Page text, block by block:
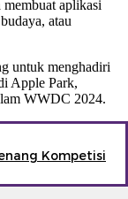
aplikasi
atau
untuk menghadiri
Apple Park,
WWDC 2024.
Kompetisi